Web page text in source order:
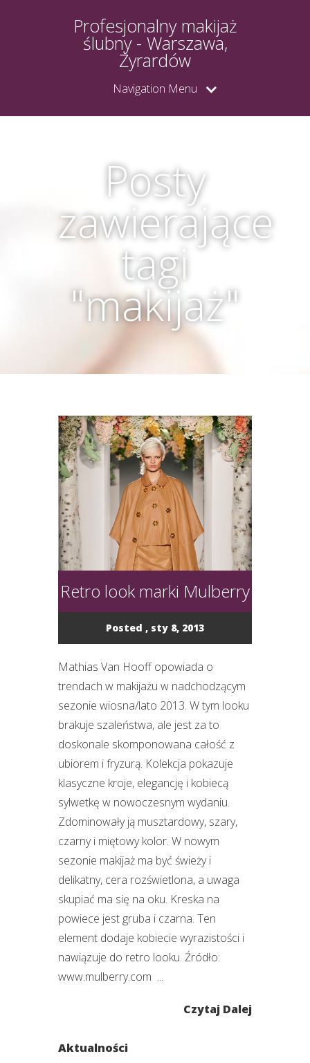
Profesjonalny makijaż
ślubny - Warszawa,
Żyrardów
Navigation Menu
Posty
zawierające
tagi
"makijaż"
Retro look marki Mulberry
Posted , sty 8, 2013
Mathias Van Hooff opowiada o
trendach w makijażu w nadchodzącym
sezonie wiosna/lato 2013. W tym looku
brakuje szaleństwa, ale jest za to
doskonale skomponowana całość z
ubiorem i fryzurą. Kolekcja pokazuje
klasyczne kroje, elegancję i kobiecą
sylwetkę w nowoczesnym wydaniu.
Zdominowały ją musztardowy, szary,
czarny i miętowy kolor. W nowym
sezonie makijaż ma być świeży i
delikatny, cera rozświetlona, a uwaga
skupiać ma się na oku. Kreska na
powiece jest gruba i czarna. Ten
element dodaje kobiecie wyrazistości i
nawiązuje do retro looku. Źródło:
www.mulberry.com ...
Czytaj Dalej
Aktualności